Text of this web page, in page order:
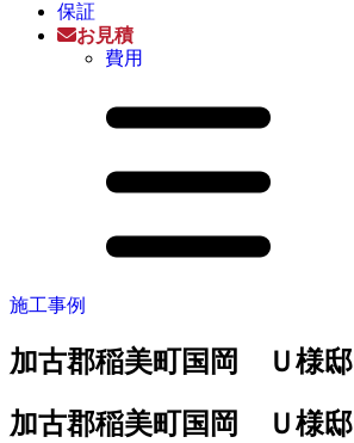
保証
お見積
費用
施工事例
加古郡稲美町国岡 Ｕ様邸
加古郡稲美町国岡 Ｕ様邸